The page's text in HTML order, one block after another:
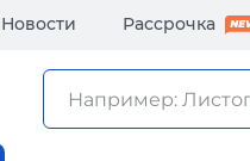
Новости Рассрочка